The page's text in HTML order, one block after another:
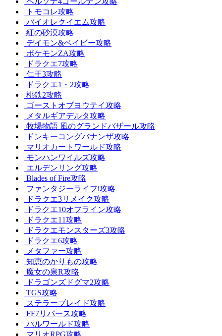
トモコレ攻略
バイオレクイエム攻略
紅の砂漠攻略
デイモン&ベイビー攻略
ポケモンZA攻略
ドラクエ7攻略
仁王3攻略
ドラクエ1・2攻略
桃鉄2攻略
ゴーストオブヨウテイ攻略
メタルギアデルタ攻略
牧場物語 風のグランドバザール攻略
ドンキーコングバナンザ攻略
マリオカートワールド攻略
モンハンワイルズ攻略
エルデンリング攻略
Blades of Fire攻略
ファンタジーライフi攻略
ドラクエ3リメイク攻略
ドラクエ10オフライン攻略
ドラクエ11攻略
ドラクエモンスターズ3攻略
ドラクエ6攻略
メタファー攻略
知恵のかりもの攻略
魔女の泉R攻略
ドラゴンズドグマ2攻略
TGS攻略
ステラーブレイド攻略
FF7リバース攻略
パルワールド攻略
マリオRPG攻略